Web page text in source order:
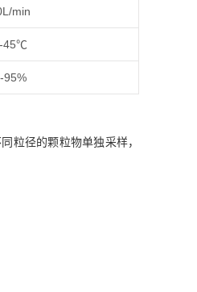
min
45℃
95%
粒径的颗粒物单独采样，